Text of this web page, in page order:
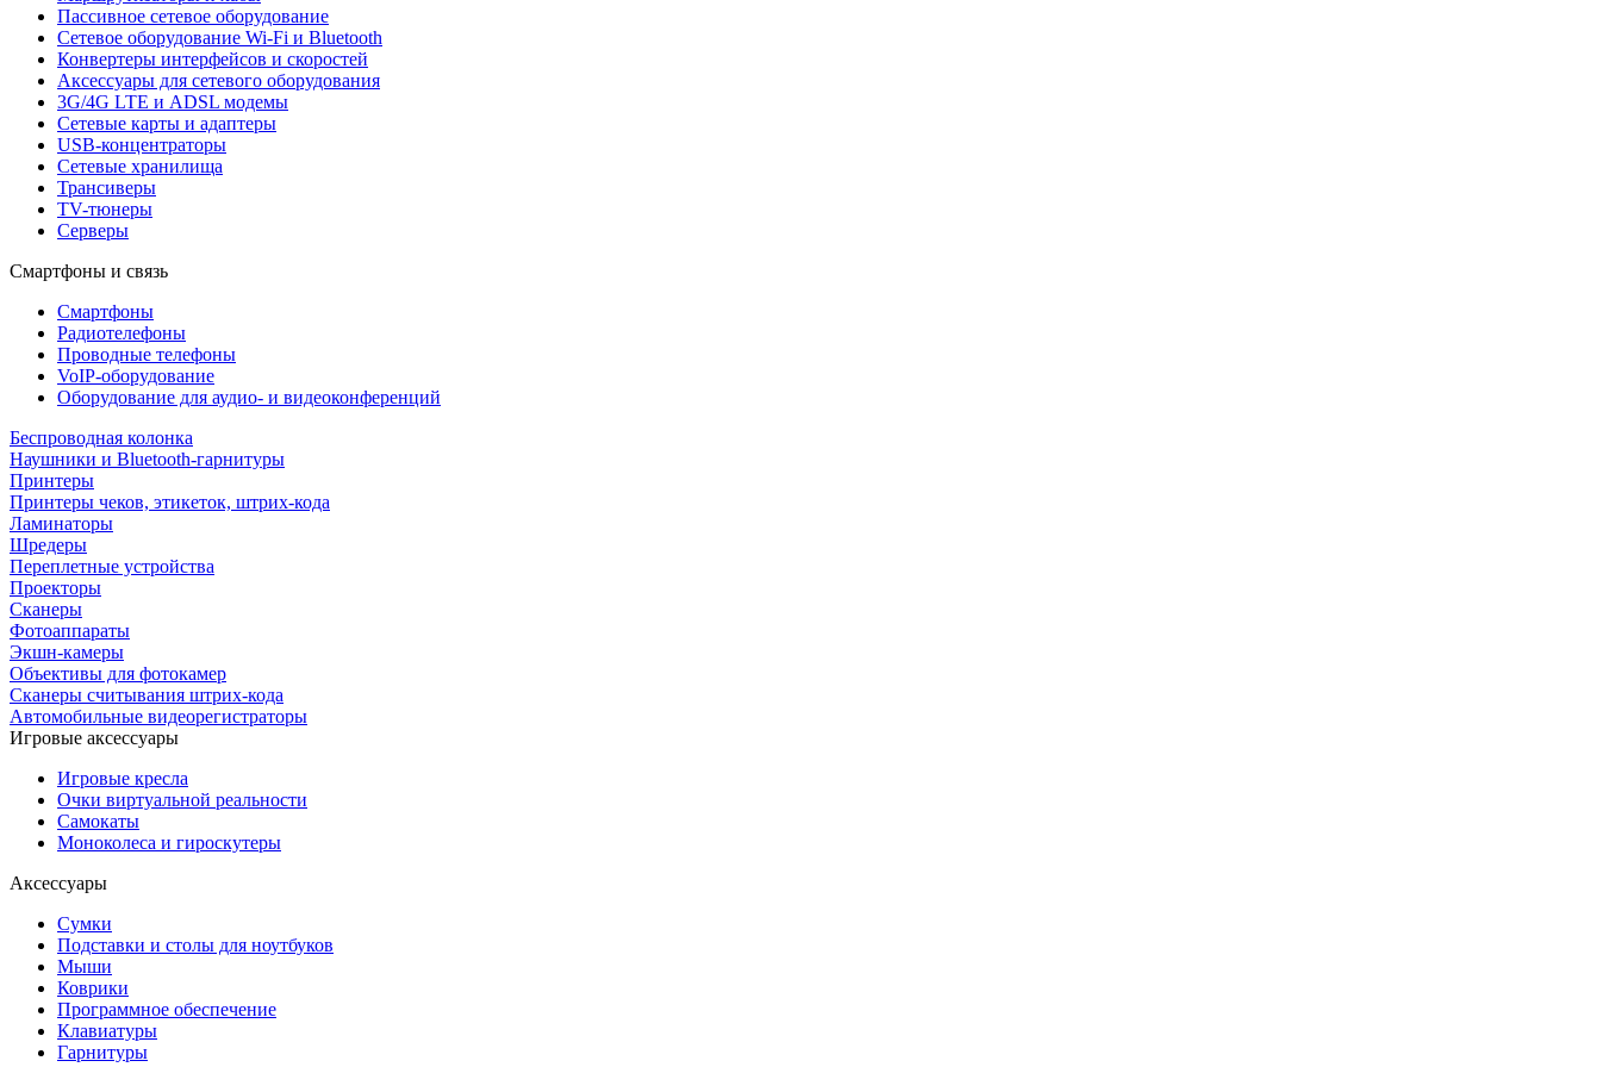
Пассивное сетевое оборудование
Сетевое оборудование Wi-Fi и Bluetooth
Конвертеры интерфейсов и скоростей
Аксессуары для сетевого оборудования
3G/4G LTE и ADSL модемы
Сетевые карты и адаптеры
USB-концентраторы
Сетевые хранилища
Трансиверы
TV-тюнеры
Серверы
Смартфоны и связь
Смартфоны
Радиотелефоны
Проводные телефоны
VoIP-оборудование
Оборудование для аудио- и видеоконференций
Беспроводная колонка
Наушники и Bluetooth-гарнитуры
Принтеры
Принтеры чеков, этикеток, штрих-кода
Ламинаторы
Шредеры
Переплетные устройства
Проекторы
Сканеры
Фотоаппараты
Экшн-камеры
Объективы для фотокамер
Сканеры считывания штрих-кода
Автомобильные видеорегистраторы
Игровые аксессуары
Игровые кресла
Очки виртуальной реальности
Самокаты
Моноколеса и гироскутеры
Аксессуары
Сумки
Подставки и столы для ноутбуков
Мыши
Коврики
Программное обеспечение
Клавиатуры
Гарнитуры